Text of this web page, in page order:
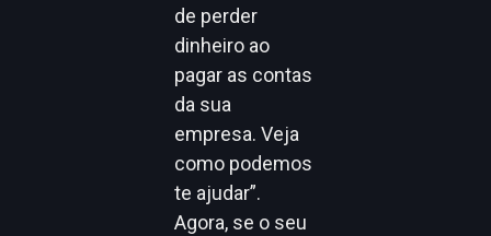
de perder
dinheiro ao
pagar as contas
da sua
empresa. Veja
como podemos
te ajudar”.
Agora, se o seu